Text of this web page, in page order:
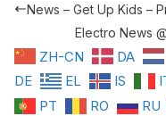
News – Get Up Kids –
Electro News
ZH-CN DA
DE
EL IS
PT
RO RU